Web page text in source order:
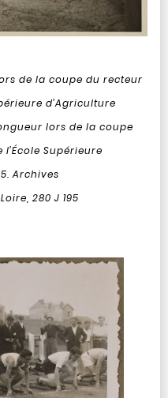
de la coupe du recteur
d’Agriculture
lors de la coupe
Supérieure
Archives
280 J 195